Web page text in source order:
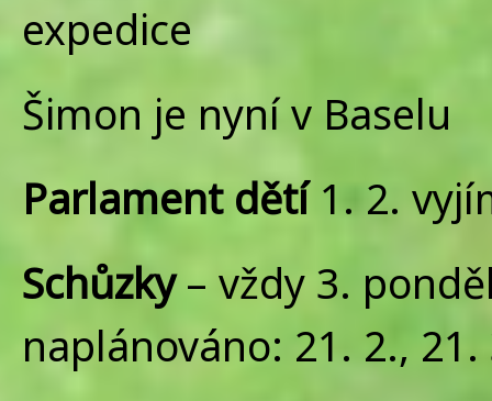
expedice
Šimon je nyní v Baselu
Parlament dětí1. 2.
Schůzky– vždy 3.
naplánováno: 21. 2., 21.